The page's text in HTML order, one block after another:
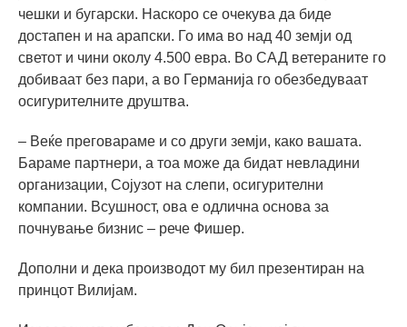
чешки и бугарски. Наскоро се очекува да биде
достапен и на арапски. Го има во над 40 земји од
светот и чини околу 4.500 евра. Во САД ветераните го
добиваат без пари, а во Германија го обезбедуваат
осигурителните друштва.
– Веќе преговараме и со други земји, како вашата.
Бараме партнери, а тоа може да бидат невладини
организации, Сојузот на слепи, осигурителни
компании. Всушност, ова е одлична основа за
почнување бизнис – рече Фишер.
Дополни и дека производот му бил презентиран на
принцот Вилијам.